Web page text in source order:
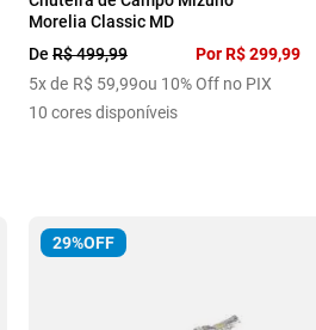
44
Morelia Classic MD
De R$499,99 PorR$299,99
5x de R$ 59,99ou 10% Off no PIX
10 cores disponíveis
29%OFF